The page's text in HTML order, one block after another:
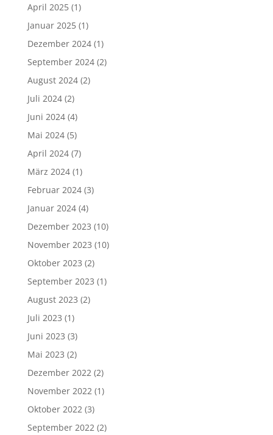
April 2025(1)
Januar 2025(1)
Dezember 2024(1)
September 2024(2)
August 2024(2)
Juli 2024(2)
Juni 2024(4)
Mai 2024(5)
April 2024(7)
März 2024(1)
Februar 2024(3)
Januar 2024(4)
Dezember 2023 (10)
November 2023 (10)
Oktober 2023 (2)
September 2023 (1)
August 2023 (2)
Juli 2023 (1)
Juni 2023 (3)
Mai 2023 (2)
Dezember 2022(2)
November 2022(1)
Oktober 2022(3)
September 2022(2)